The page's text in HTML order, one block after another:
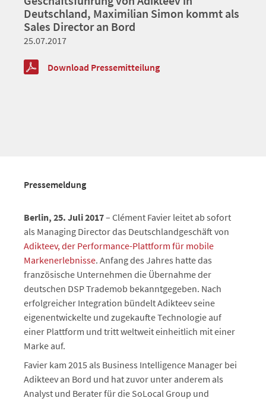
Deutschland, Maximilian Simon kommt als
Sales Director an Bord
25.07.2017
Download Pressemitteilung
Pressemeldung
Berlin, 25. Juli 2017– Clément Favier leitet ab sofort
als Managing Director das Deutschlandgeschäft von
Adikteev, der Performance-Plattform für mobile
Markenerlebnisse. Anfang des Jahres hatte das
französische Unternehmen die Übernahme der
deutschen DSP Trademob bekanntgegeben. Nach
erfolgreicher Integration bündelt Adikteev seine
eigenentwickelte und zugekaufte Technologie auf
einer Plattform und tritt weltweit einheitlich mit einer
Marke auf.
Favier kam 2015 als Business Intelligence Manager bei
Adikteev an Bord und hat zuvor unter anderem als
Analyst und Berater für die SoLocal Group und